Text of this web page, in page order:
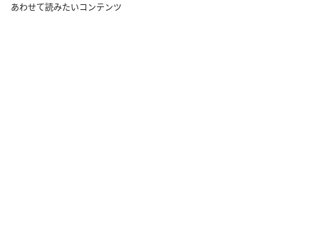
あわせて読みたいコンテンツ